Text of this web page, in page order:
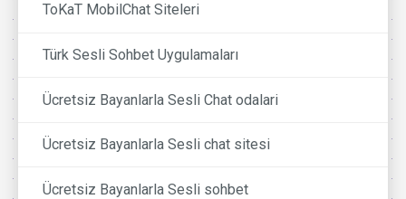
ToKaT MobilChat Siteleri
Türk Sesli Sohbet Uygulamaları
Ücretsiz Bayanlarla Sesli Chat odalari
Ücretsiz Bayanlarla Sesli chat sitesi
Ücretsiz Bayanlarla Sesli sohbet